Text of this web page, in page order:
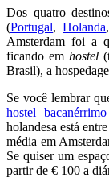
Dos quatro
(Portugal,Holanda,
Amsterdam foi a
ficando emhostel
Brasil), a
Se você lembrar
hostel
holandesa está
média em
Se quiser um
partir de € 100 a